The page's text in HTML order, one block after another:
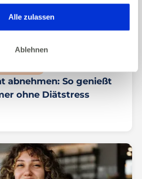
gilt auch für Gesundheitsdaten,
die Kursdurchführung erhoben
Alle zulassen
Ablehnen
abnehmen: So genießt
ohne Diätstress